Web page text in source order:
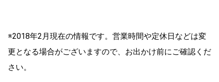
※2018年2月現在の情報です。営業時間や定休日などは変
更となる場合がございますので、お出かけ前にご確認くだ
さい。